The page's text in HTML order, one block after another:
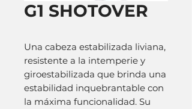
G1 SHOTOVER
Una cabeza estabilizada liviana,
resistente a la intemperie y
giroestabilizada que brinda una
estabilidad inquebrantable con
la máxima funcionalidad. Su